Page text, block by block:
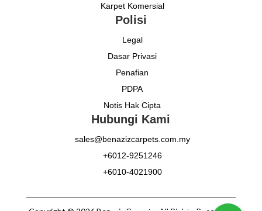
Karpet Komersial
Polisi
Legal
Dasar Privasi
Penafian
PDPA
Notis Hak Cipta
Hubungi Kami
sales@benazizcarpets.com.my
+6012-9251246
+6010-4021900